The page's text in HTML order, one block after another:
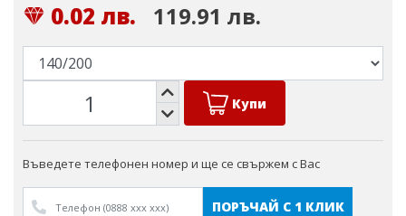
0.02 лв.
119.91 лв.
Купи
Въведете телефонен номер и ще се свържем с Вас
ПОРЪЧАЙ С 1 КЛИК